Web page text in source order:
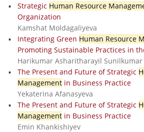
Strategic Human Resource
Organization
Kamshat Moldagaliyeva
Integrating Green Human Resource
Promoting Sustainable Practices in
Harikumar Asharitharayil Sunilkumar
The Present and Future of Strategic
Managementin Business Practice
Yekaterina Afanasyeva
The Present and Future of Strategic
Managementin Business Practice
Emin Khankishiyev